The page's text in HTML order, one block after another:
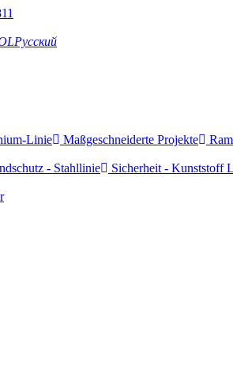
Русский
Linie Maßgeschneiderte Projekte
- Stahllinie Sicherheit - Kunststoff